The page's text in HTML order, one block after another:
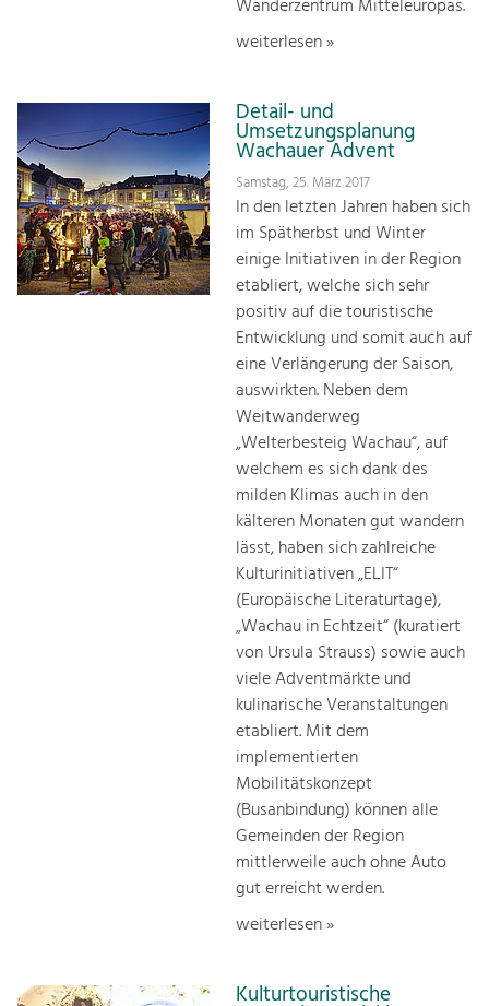
Wanderzentrum Mitteleuropas.
weiterlesen »
Detail- und
Umsetzungsplanung
Wachauer Advent
Samstag, 25. März 2017
In den letzten Jahren haben sich
im Spätherbst und Winter
einige Initiativen in der Region
etabliert, welche sich sehr
positiv auf die touristische
Entwicklung und somit auch auf
eine Verlängerung der Saison,
auswirkten. Neben dem
Weitwanderweg
„Welterbesteig Wachau“, auf
welchem es sich dank des
milden Klimas auch in den
kälteren Monaten gut wandern
lässt, haben sich zahlreiche
Kulturinitiativen „ELIT“
(Europäische Literaturtage),
„Wachau in Echtzeit“ (kuratiert
von Ursula Strauss) sowie auch
viele Adventmärkte und
kulinarische Veranstaltungen
etabliert. Mit dem
implementierten
Mobilitätskonzept
(Busanbindung) können alle
Gemeinden der Region
mittlerweile auch ohne Auto
gut erreicht werden.
weiterlesen »
Kulturtouristische